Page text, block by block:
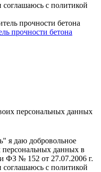
с политикой
прочности бетона
персональных данных
я даю добровольное
персональных данных в
ФЗ № 152 от 27.07.2006 г.
с политикой